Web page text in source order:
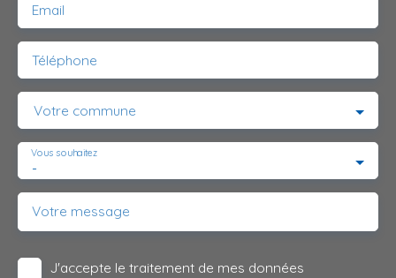
Email
Téléphone
Votre commune
-
Vous souhaitez
Votre message
J'accepte le traitement de mes données